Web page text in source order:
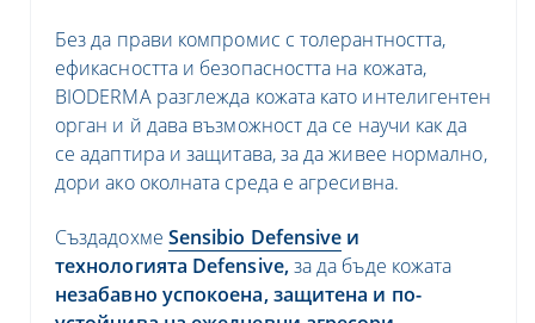
Без да прави компромис с толерантността,
ефикасността и безопасността на кожата,
BIODERMA разглежда кожата като интелигентен
орган и й дава възможност да се научи как да
се адаптира и защитава, за да живее нормално,
дори ако околната среда е агресивна.
Създадохме Sensibio Defensive и
технологията Defensive,за да бъде кожата
незабавно успокоена, защитена и по-